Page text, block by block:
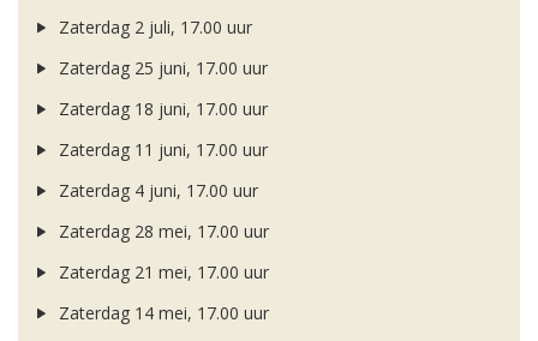
Zaterdag 2 juli, 17.00 uur
Zaterdag 25 juni, 17.00 uur
Zaterdag 18 juni, 17.00 uur
Zaterdag 11 juni, 17.00 uur
Zaterdag 4 juni, 17.00 uur
Zaterdag 28 mei, 17.00 uur
Zaterdag 21 mei, 17.00 uur
Zaterdag 14 mei, 17.00 uur